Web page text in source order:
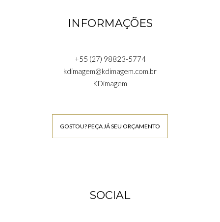
INFORMAÇÕES
+55 (27) 98823-5774
kdimagem@kdimagem.com.br
KDimagem
GOSTOU? PEÇA JÁ SEU ORÇAMENTO
SOCIAL